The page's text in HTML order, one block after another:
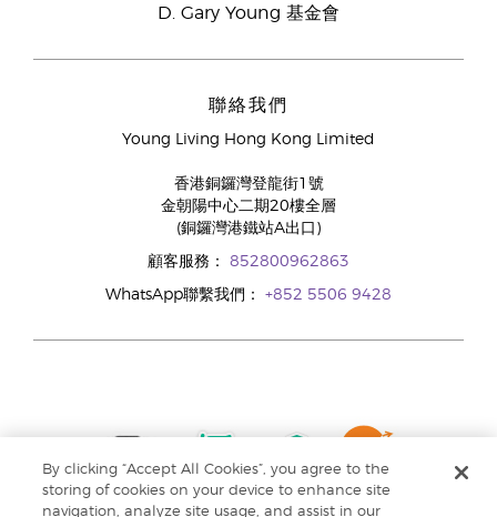
D. Gary Young 基金會
聯絡我們
Young Living Hong Kong Limited
香港銅鑼灣登龍街1號
金朝陽中心二期20樓全層
(銅鑼灣港鐵站A出口)
顧客服務： 852800962863
WhatsApp聯繫我們： +852 5506 9428
By clicking “Accept All Cookies”, you agree to the
storing of cookies on your device to enhance site
navigation, analyze site usage, and assist in our